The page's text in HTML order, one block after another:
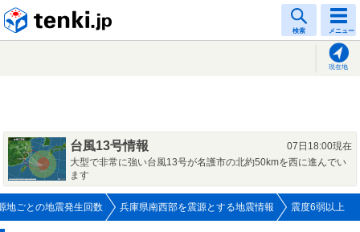
検索 メニュー
現在地
台風13号情報
07日18:00現在
大型で非常に強い台風13号が名護市の北約50kmを西に進んでい
ます
地ごとの地震発生回数 兵庫県南西部を震源とする地震情報 震度6弱以上